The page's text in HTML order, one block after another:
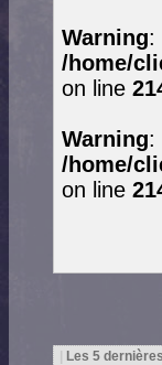
Warning:
/home/
on line
Warning:
/home/
on line
Les 5